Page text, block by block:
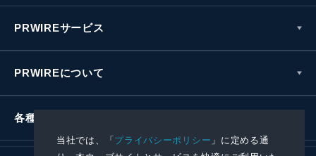
当社では、「プライバシーポリシー 」に定める通
PRWIREサービス
PRWIREについて
各種お問い合わせ